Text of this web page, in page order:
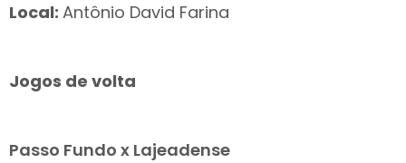
Local: Antônio David Farina
Jogos de volta
Passo Fundo x Lajeadense